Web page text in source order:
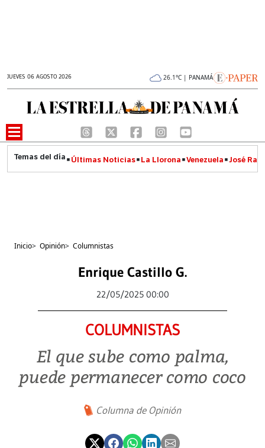
JUEVES 06 AGOSTO 2026 26.1°C | PANAMÁ
Últimas Noticias La Llorona Venezuela José
Inicio> Opinión> Columnistas
Enrique Castillo G.
22/05/2025 00:00
COLUMNISTAS
El que sube como palma,
puede permanecer como coco
Columna de Opinión